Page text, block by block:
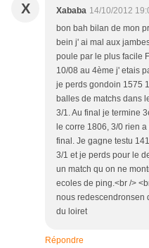
X Xababa 14/10/2012
bon bah bilan de mon
bein j' ai mal aux
poule par le plus facile
10/08 au 4ème j' etais
je perds gondoin 1575
balles de matchs dans
3/1. Au final je termine
le corre 1806, 3/0 rien
final. Je gagne testu
3/1 et je perds pour le
un match qu on ne
ecoles de ping.<br />
nous redescendronsen
du loiret
Répondre